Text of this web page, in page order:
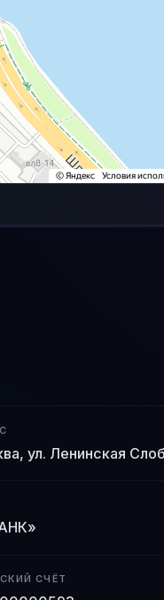
ул. Ленинская
СЧЁТ